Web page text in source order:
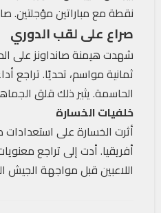
نقطة مع مباراتين مؤجلتين.
صراع على لقب الدوري
شهدت هيمنة صانداونز على
ثمانية مواسم، تحديًا. تراجع
الحاسمة. يثير ذلك قلق
خلفيات الخسارة
أثرت الخسارة على استعدادات
أفريقيا. أدت إلى تراجع
اللاعبين قبل مواجهة الجيش